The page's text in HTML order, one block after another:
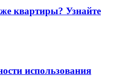
квартиры? Узнайте
использования